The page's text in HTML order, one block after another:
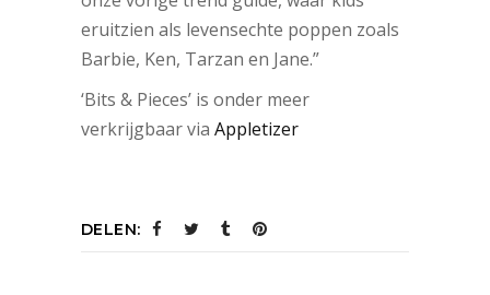
eruitzien als levensechte poppen zoals
Barbie, Ken, Tarzan en Jane.”
‘Bits & Pieces’ is onder meer
verkrijgbaar via Appletizer
DELEN: